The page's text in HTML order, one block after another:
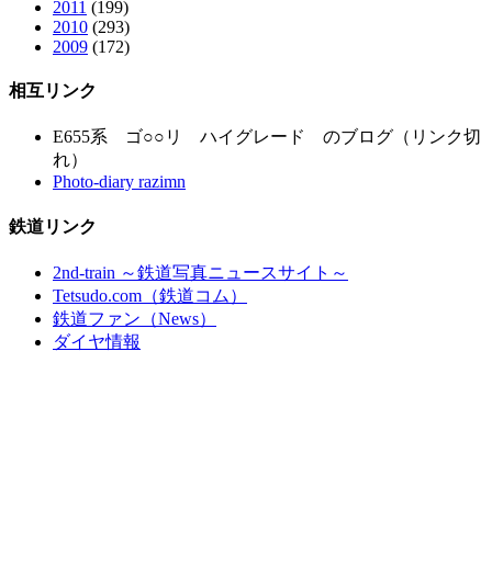
2011 (199)
2010 (293)
2009 (172)
相互リンク
E655系 ゴ○○リ ハイグレード のブログ（リンク切
れ）
Photo-diary razimn
鉄道リンク
2nd-train ～鉄道写真ニュースサイト～
Tetsudo.com（鉄道コム）
鉄道ファン（News）
ダイヤ情報